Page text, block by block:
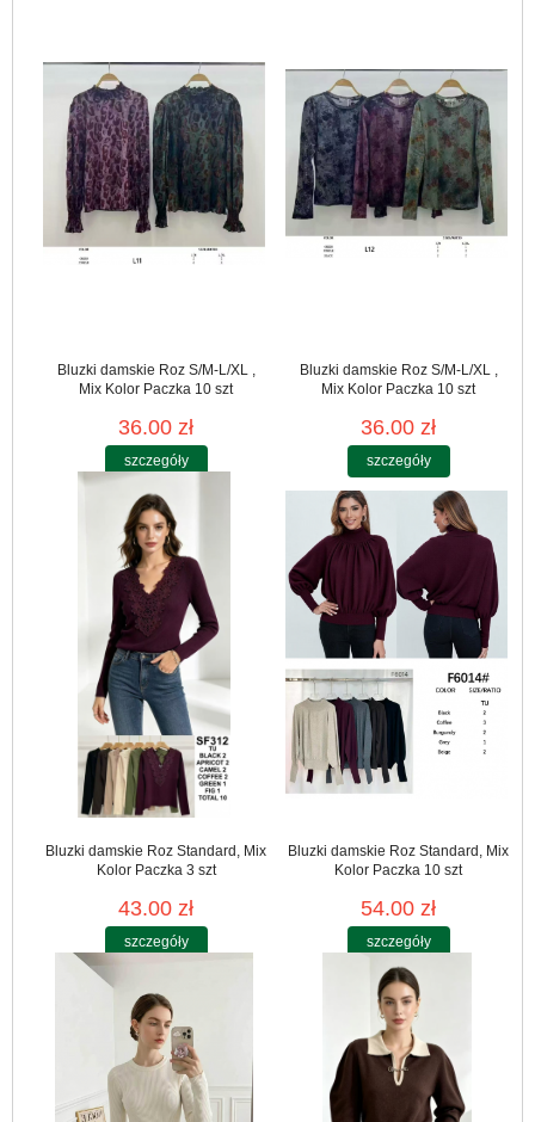
Bluzki damskie Roz S/M-L/XL ,
Mix Kolor Paczka 10 szt
36.00 zł
szczegóły
Bluzki damskie Roz S/M-L/XL ,
Mix Kolor Paczka 10 szt
36.00 zł
szczegóły
Bluzki damskie Roz Standard, Mix
Kolor Paczka 3 szt
43.00 zł
szczegóły
Bluzki damskie Roz Standard, Mix
Kolor Paczka 10 szt
54.00 zł
szczegóły